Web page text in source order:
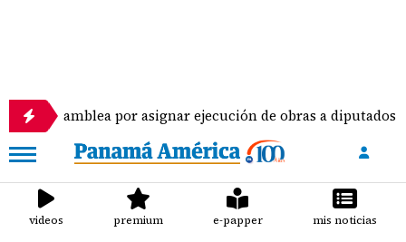
por asignar ejecución de obras a diputados
videos premium e-papper mis noticias